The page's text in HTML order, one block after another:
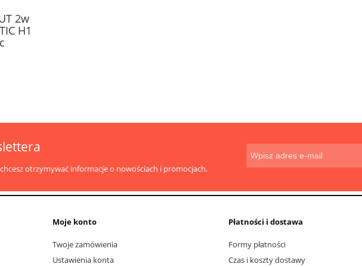
2w
H1
otrzymywać informacje o nowościach i promocjach.
Moje konto
Twoje zamówienia
Ustawienia konta
Płatności i dostawa
Formy płatności
Czas i koszty dostawy